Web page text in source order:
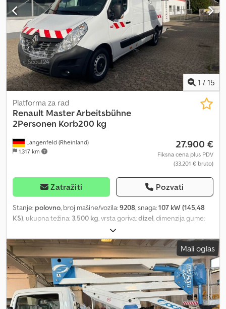
1 / 15
Langenfeld (Rheinland)
1.317 km
Platforma za rad
Renault Master Arbeitsbühne
2Personen Korb200 kg
27.900 €
Fiksna cena plus PDV
(33.201 € bruto)
Zatražiti Pozvati
Stanje: polovno, broj mašine/vozila:9208, snaga:107 kW (145,48
KS) , ukupna težina: 3.500 kg , vrsta goriva:dizel , dimenzija gume:
, pređena kilometraža:
registracija:05/2018, maksimalna nosivost:460 kg, tip prenosa:
mehanički, emisioni razred:Euro 6, Oprema:ABS, klima uređaj,
ugrađeni računar, Posebne karakteristike - ABS, ASR - Klima
uređaj - Radio CD, AUX, BLUETOOTH - Tempomat - Vazdušni jastuk
- Servo upravljač - ISRI vozačevo sedište sa naslonom za ruku -
Električni podizači prozora - Elektronska blokada motora -
Centralno zaključavanje sa daljinskim upravljačem - Bord
Mali oglas